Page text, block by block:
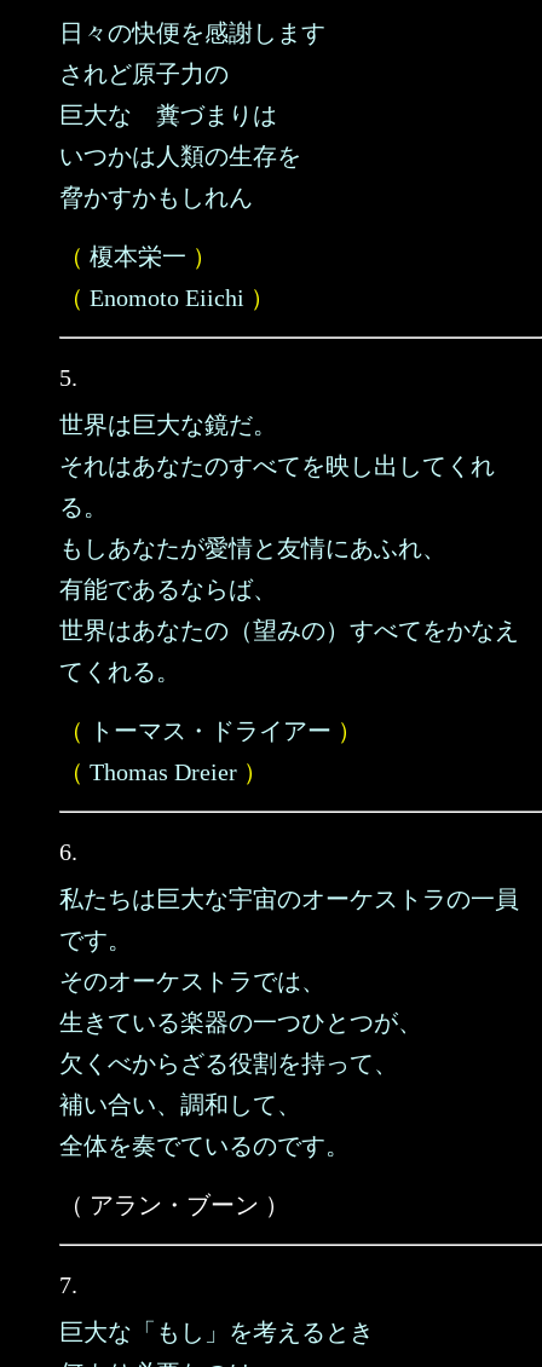
日々の快便を感謝します
されど原子力の
巨大な 糞づまりは
いつかは人類の生存を
脅かすかもしれん
（ 榎本栄一 ）
（ Enomoto Eiichi ）
5.
世界は巨大な鏡だ。
それはあなたのすべてを映し出してくれ
る。
もしあなたが愛情と友情にあふれ、
有能であるならば、
世界はあなたの（望みの）すべてをかなえ
てくれる。
（ トーマス・ドライアー ）
（ Thomas Dreier ）
6.
私たちは巨大な宇宙のオーケストラの一員
です。
そのオーケストラでは、
生きている楽器の一つひとつが、
欠くべからざる役割を持って、
補い合い、調和して、
全体を奏でているのです。
（ アラン・ブーン ）
7.
巨大な「もし」を考えるとき